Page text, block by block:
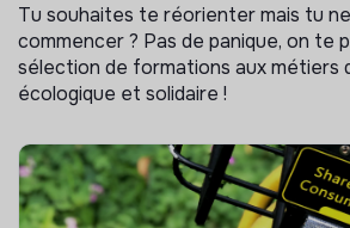
Tu souhaites te réorienter mais tu
commencer ? Pas de panique, on te
sélection de formations aux métiers
écologique et solidaire !